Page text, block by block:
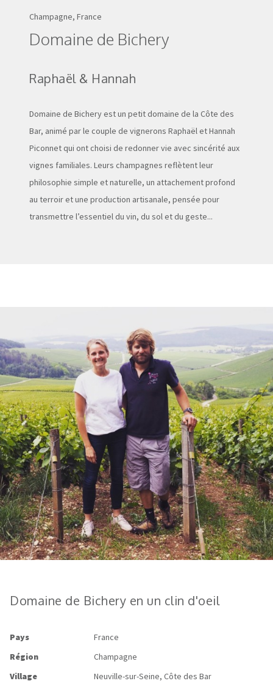
Champagne, France
Domaine de Bichery
Raphaël & Hannah
Domaine de Bichery est un petit domaine de la Côte des
Bar, animé par le couple de vignerons Raphaël et Hannah
Piconnet qui ont choisi de redonner vie avec sincérité aux
vignes familiales. Leurs champagnes reflètent leur
philosophie simple et naturelle, un attachement profond
au terroir et une production artisanale, pensée pour
transmettre l’essentiel du vin, du sol et du geste...
Domaine de Bichery en un clin d'oeil
Pays
France
Région
Champagne
Village
Neuville-sur-Seine, Côte des Bar